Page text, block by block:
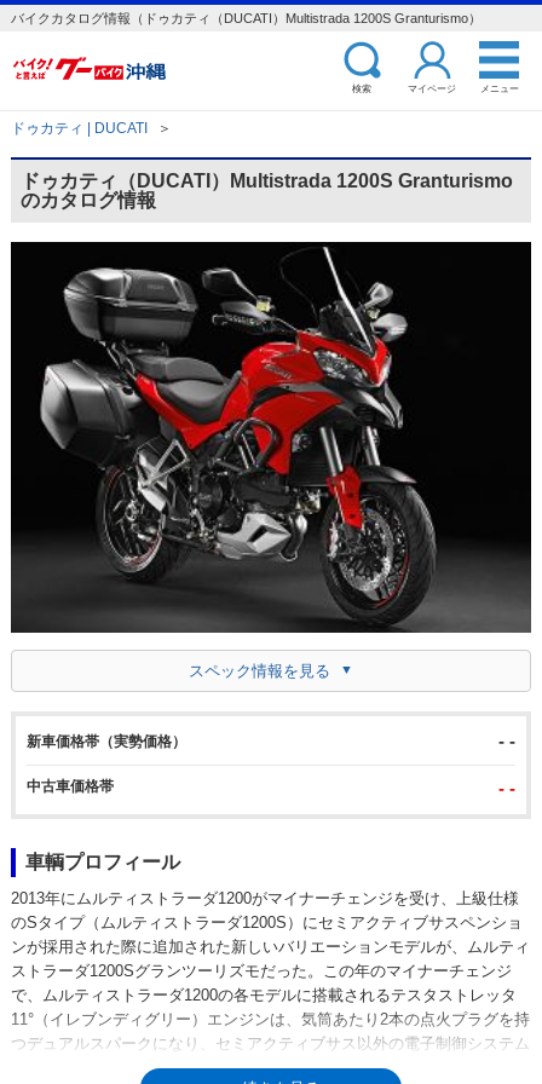
バイクカタログ情報（ドゥカティ（DUCATI）Multistrada 1200S Granturismo）
検索 マイページ メニュー
ドゥカティ | DUCATI ＞
ドゥカティ（DUCATI）Multistrada 1200S Granturismo
のカタログ情報
スペック情報を見る
新車価格帯（実勢価格） - -
中古車価格帯 - -
車輌プロフィール
2013年にムルティストラーダ1200がマイナーチェンジを受け、上級仕様
のSタイプ（ムルティストラーダ1200S）にセミアクティブサスペンショ
ンが採用された際に追加された新しいバリエーションモデルが、ムルティ
ストラーダ1200Sグランツーリズモだった。この年のマイナーチェンジ
で、ムルティストラーダ1200の各モデルに搭載されるテスタストレッタ
11°（イレブンディグリー）エンジンは、気筒あたり2本の点火プラグを持
つデュアルスパークになり、セミアクティブサス以外の電子制御システム
も進化したものになっていた。ムルティストラーダ1200Sグランドツーリ